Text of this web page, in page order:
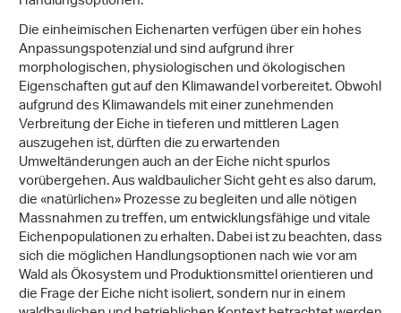
Die einheimischen Eichenarten verfügen über ein hohes
Anpassungspotenzial und sind aufgrund ihrer
morphologischen, physiologischen und ökologischen
Eigenschaften gut auf den Klimawandel vorbereitet. Obwohl
aufgrund des Klimawandels mit einer zunehmenden
Verbreitung der Eiche in tieferen und mittleren Lagen
auszugehen ist, dürften die zu erwartenden
Umweltänderungen auch an der Eiche nicht spurlos
vorübergehen. Aus waldbaulicher Sicht geht es also darum,
die «natürlichen» Prozesse zu begleiten und alle nötigen
Massnahmen zu treffen, um entwicklungsfähige und vitale
Eichenpopulationen zu erhalten. Dabei ist zu beachten, dass
sich die möglichen Handlungsoptionen nach wie vor am
Wald als Ökosystem und Produktionsmittel orientieren und
die Frage der Eiche nicht isoliert, sondern nur in einem